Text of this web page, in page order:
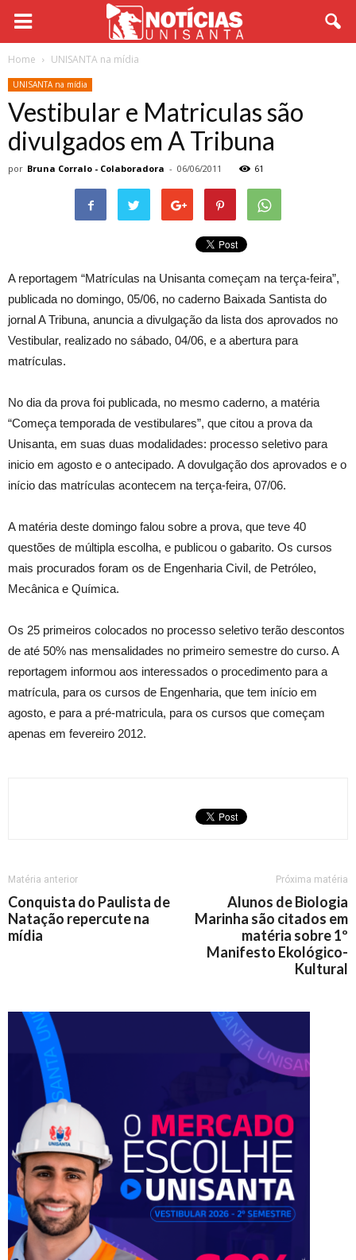
Home UNISANTA na mídia
UNISANTA na mídia
Vestibular e Matriculas são
divulgados em A Tribuna
por Bruna Corralo - Colaboradora - 06/06/2011 61
A reportagem “Matrículas na Unisanta começam na terça-feira”,
publicada no domingo, 05/06, no caderno Baixada Santista do
jornal A Tribuna, anuncia a divulgação da lista dos aprovados no
Vestibular, realizado no sábado, 04/06, e a abertura para
matrículas.
No dia da prova foi publicada, no mesmo caderno, a matéria
“Começa temporada de vestibulares”, que citou a prova da
Unisanta, em suas duas modalidades: processo seletivo para
inicio em agosto e o antecipado. A dovulgação dos aprovados e o
início das matrículas acontecem na terça-feira, 07/06.
A matéria deste domingo falou sobre a prova, que teve 40
questões de múltipla escolha, e publicou o gabarito. Os cursos
mais procurados foram os de Engenharia Civil, de Petróleo,
Mecânica e Química.
Os 25 primeiros colocados no processo seletivo terão descontos
de até 50% nas mensalidades no primeiro semestre do curso. A
reportagem informou aos interessados o procedimento para a
matrícula, para os cursos de Engenharia, que tem início em
agosto, e para a pré-matricula, para os cursos que começam
apenas em fevereiro 2012.
Matéria anterior
Conquista do Paulista de
Natação repercute na
mídia
Próxima matéria
Alunos de Biologia
Marinha são citados em
matéria sobre 1º
Manifesto Ekológico-
Kultural